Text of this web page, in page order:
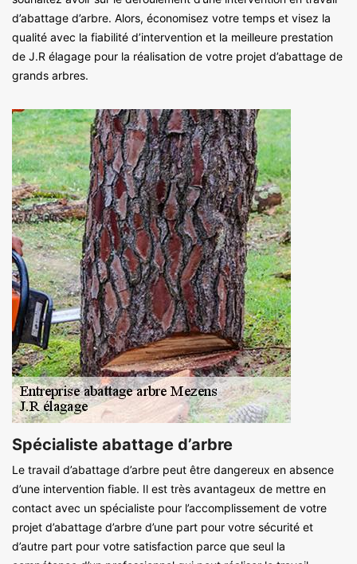
d’abattage d’arbre. Alors, économisez votre temps et visez la
qualité avec la fiabilité d’intervention et la meilleure prestation
de J.R élagage pour la réalisation de votre projet d’abattage de
grands arbres.
Spécialiste abattage d’arbre
Le travail d’abattage d’arbre peut être dangereux en absence
d’une intervention fiable. Il est très avantageux de mettre en
contact avec un spécialiste pour l’accomplissement de votre
projet d’abattage d’arbre d’une part pour votre sécurité et
d’autre part pour votre satisfaction parce que seul la